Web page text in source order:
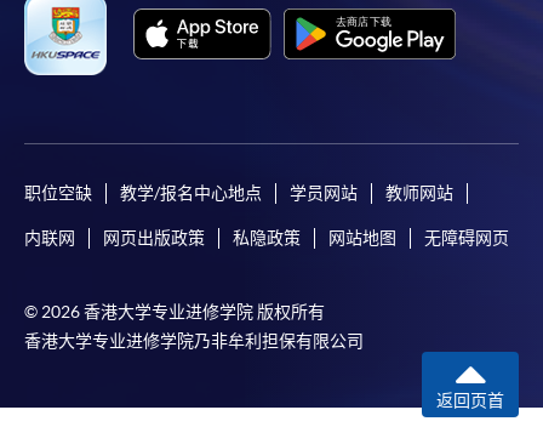
职位空缺 教学/报名中心地点 学员网站 教师网站
内联网 网页出版政策 私隐政策 网站地图 无障碍网页
© 2026 香港大学专业进修学院 版权所有
香港大学专业进修学院乃非牟利担保有限公司
返回页首